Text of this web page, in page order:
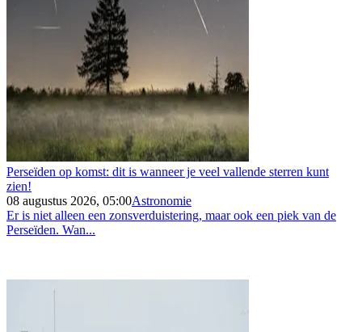
Perseïden op komst: dit is wanneer je veel vallende sterren kunt
zien!
08 augustus 2026, 05:00Astronomie
Er is niet alleen een zonsverduistering, maar ook een piek van de
Perseïden. Wan...